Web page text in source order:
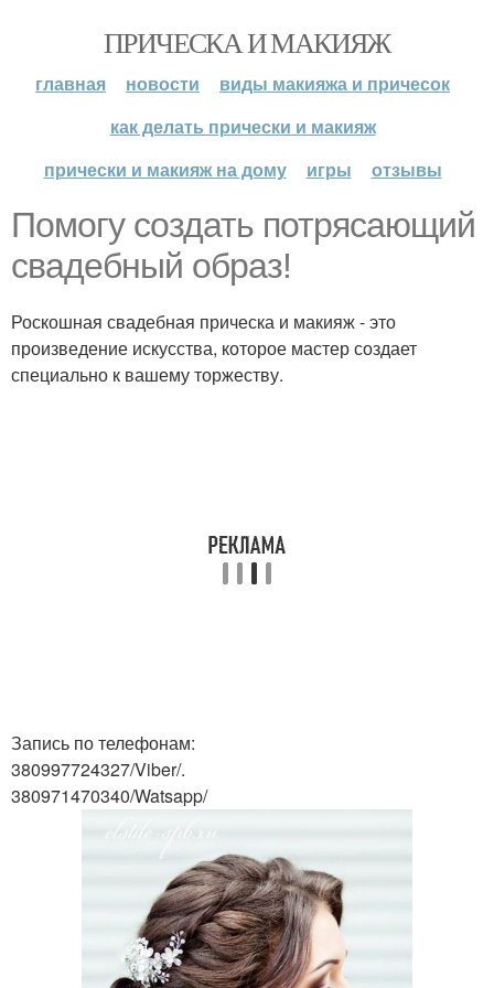
ПРИЧЕСКА И МАКИЯЖ
главная новости
виды макияжа и причесок
как делать прически и макияж
прически и макияж на дому
игры отзывы
Помогу создать потрясающий
свадебный образ!
Роскошная свадебная прическа и макияж - это
произведение искусства, которое мастер создает
специально к вашему торжеству.
Запись по телефонам:
380997724327/Viber/.
380971470340/Watsapp/